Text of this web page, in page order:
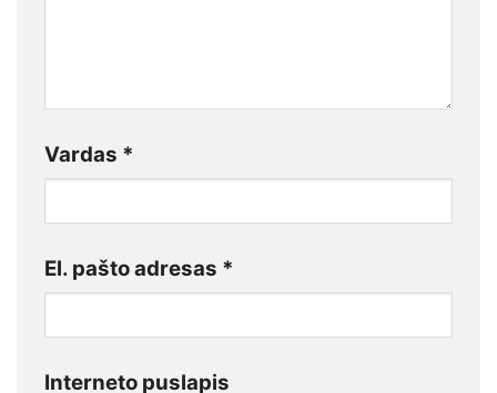
Vardas *
El. pašto adresas *
Interneto puslapis